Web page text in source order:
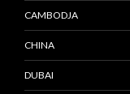
CAMBODJA
CHINA
DUBAI